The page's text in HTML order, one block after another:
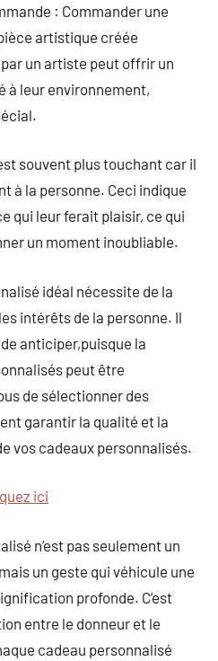
: Commander une
artistique créée
un artiste peut offrir un
à leur environnement,
souvent plus touchant car il
à la personne. Ceci indique
qui leur ferait plaisir, ce qui
un moment inoubliable.
idéal nécessite de la
intérêts de la personne. Il
anticiper,puisque la
peut être
de sélectionner des
garantir la qualité et la
vos cadeaux personnalisés.
ici
n’est pas seulement un
un geste qui véhicule une
profonde. C’est
entre le donneur et le
cadeau personnalisé